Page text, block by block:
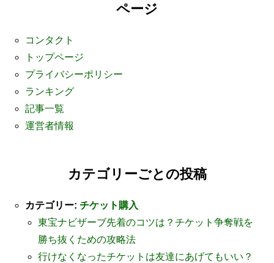
ページ
コンタクト
トップページ
プライバシーポリシー
ランキング
記事一覧
運営者情報
カテゴリーごとの投稿
カテゴリー: チケット購入
東宝ナビザーブ先着のコツは？チケット争奪戦を
勝ち抜くための攻略法
行けなくなったチケットは友達にあげてもいい？